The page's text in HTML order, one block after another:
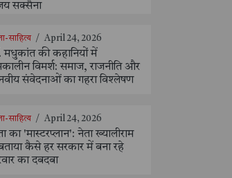
सक्सैना
साहित्य / April 24, 2026
मधुकांत की कहानियों में
विमर्श: समाज, राजनीति और
संवेदनाओं का गहरा विश्लेषण
साहित्य / April 24, 2026
का 'मास्टरप्लान': नेता ख्यालीराम
कैसे हर सरकार में बना रहे
का दबदबा